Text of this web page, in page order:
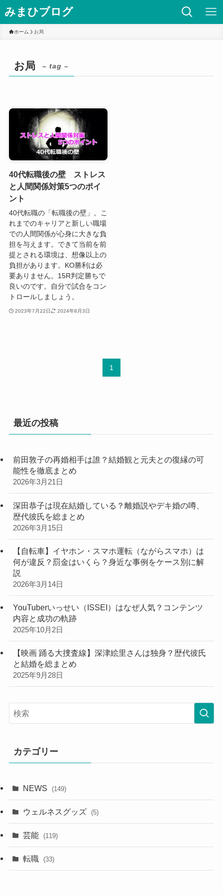
みまひブログ
ホーム お局
お局 – tag –
40代転職後の壁 ストレス
と人間関係対策5つのポイ
ント
40代転職の「転職後の壁」。こ
れまでのキャリアと新しい職場
での人間関係が心身に大きな負
担を与えます。できて当前を前
提とされる環境は、想像以上の
負担があります。KO勝利は必
要ありません。15R判定勝ちで
良いのです。自分で試合をコン
トロールしましょう。
2023年7月22日 2024年8月3日
1
最近の投稿
前田敦子の再婚相手は誰？結婚観と元夫との復縁の可
能性を徹底まとめ
2026年3月21日
深田恭子は現在結婚している？離婚説やデキ婚の噂、
歴代彼氏を総まとめ
2026年3月15日
【自転車】イヤホン・スマホ運転（ながらスマホ）は
何が違反？罰金はいくら？身近な事例をケース別に解
説
2026年3月14日
YouTuberいっせい（ISSEI）はなぜ人気？コンテンツ
内容と成功の軌跡
2025年10月2日
【映画 踊る大捜査線】深津絵里さんは独身？歴代彼氏
と結婚を総まとめ
2025年9月28日
カテゴリー
NEWS (149)
ウェルネスグッズ (5)
芸能 (119)
転職 (33)